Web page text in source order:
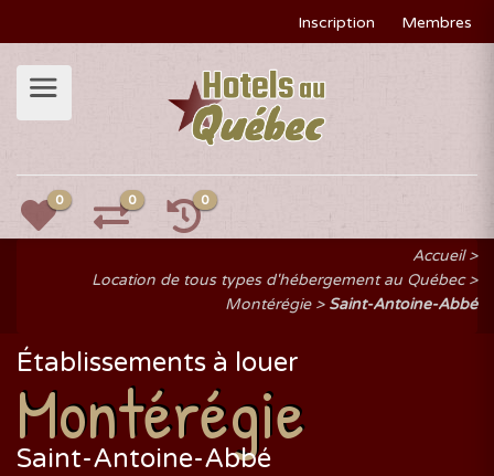
Inscription Membres
0 0 0
Accueil
Location de tous types d'hébergement au Québec
Montérégie
Saint-Antoine-Abbé
Établissements à louer
Montérégie
Saint-Antoine-Abbé